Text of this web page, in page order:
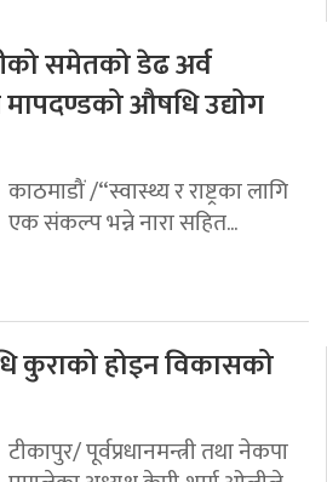
समेतको डेढ अर्व
औषधि उद्योग
काठमाडौं /“स्वास्थ्य र राष्ट्रका लागि
एक संकल्प भन्ने नारा सहित...
कुराको होइन विकासको
टीकापुर/ पूर्वप्रधानमन्त्री तथा नेकपा